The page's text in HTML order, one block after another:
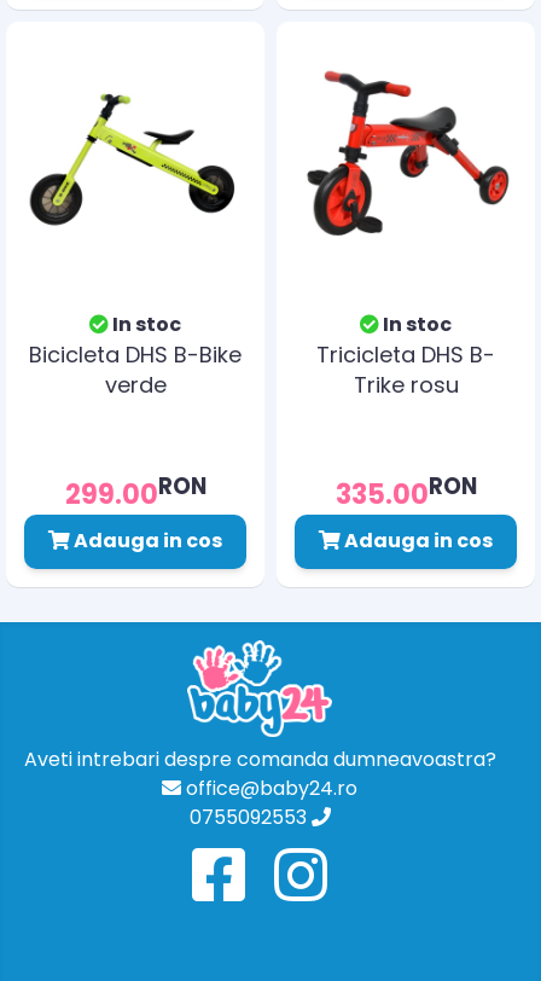
In stoc
Bicicleta DHS B-Bike
verde
299.00RON
Adauga in cos
In stoc
Tricicleta DHS B-
Trike rosu
335.00RON
Adauga in cos
Aveti intrebari despre comanda dumneavoastra?
office@baby24.ro
0755092553